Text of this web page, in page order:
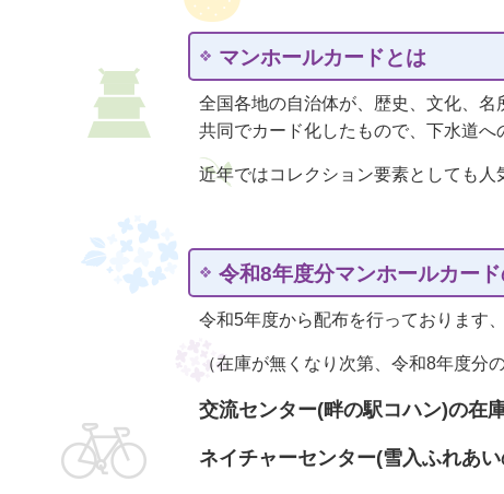
マンホールカードとは
全国各地の自治体が、歴史、文化、
共同でカード化したもので、下水道へ
近年ではコレクション要素としても人
令和8年度分マンホールカー
令和5年度から配布を行っております
（在庫が無くなり次第、令和8年度分
交流センター(畔の駅コハン)の
ネイチャーセンター(雪入ふれあ